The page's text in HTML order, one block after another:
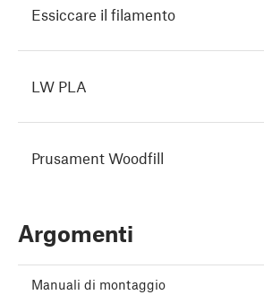
Essiccare il filamento
LW PLA
Prusament Woodfill
Argomenti
Manuali di montaggio